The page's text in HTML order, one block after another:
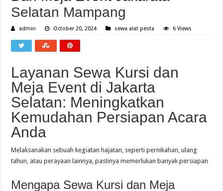
Selatan Mampang
admin October 20, 2024 sewa alat pesta 6 Views
Layanan Sewa Kursi dan
Meja Event di Jakarta
Selatan: Meningkatkan
Kemudahan Persiapan Acara
Anda
Melaksanakan sebuah kegiatan hajatan, seperti pernikahan, ulang
tahun, atau perayaan lainnya, pastinya memerlukan banyak persiapan
Mengapa Sewa Kursi dan Meja